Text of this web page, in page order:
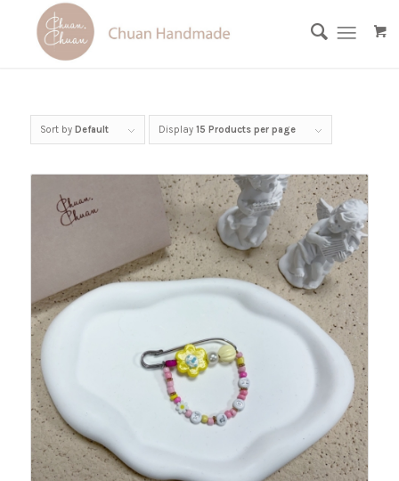
Sort by Default Display 15 Products per page